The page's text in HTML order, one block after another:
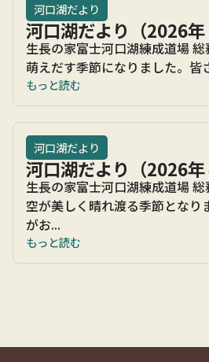
河口湖だより
河口湖だより（2026年
生長の家富士河口湖練成道場
萌えだす季節になりました。皆
もっと読む
河口湖だより
河口湖だより（2026年
生長の家富士河口湖練成道場
空が美しく晴れ渡る季節となり
がお...
もっと読む